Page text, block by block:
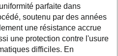
parfaite dans
soutenu par des années
une résistance accrue
une protection contre l'usure
difficiles. En